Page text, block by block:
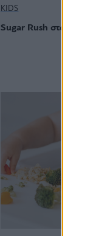
KIDS
Sugar Rush στα παιδιά: